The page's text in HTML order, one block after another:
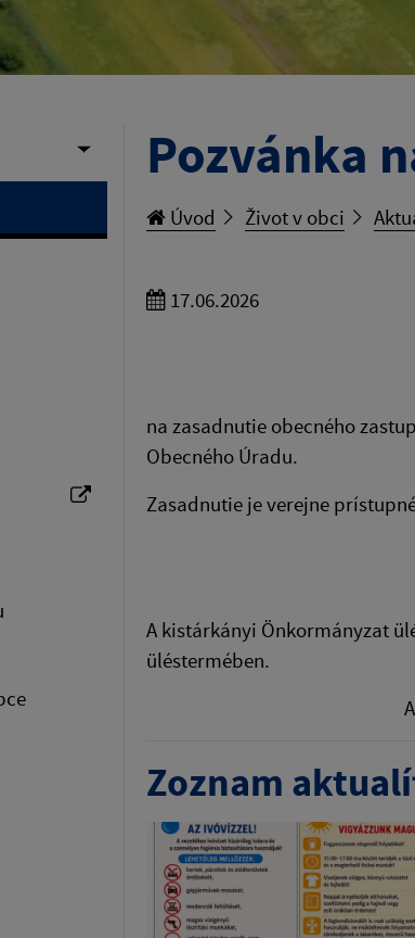
Pozvánka
Úvod Život v obci
17.06.2026
na zasadnutie obecného
Obecného Úradu.
Zasadnutie je verejne
A kistárkányi Önkormányzat
üléstermében.
Zoznam